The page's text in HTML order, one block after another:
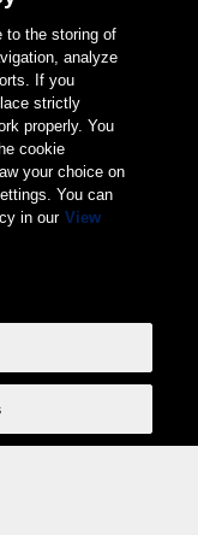
to the storing of
analyze
If you
strictly
properly. You
cookie
your choice on
You can
in our View